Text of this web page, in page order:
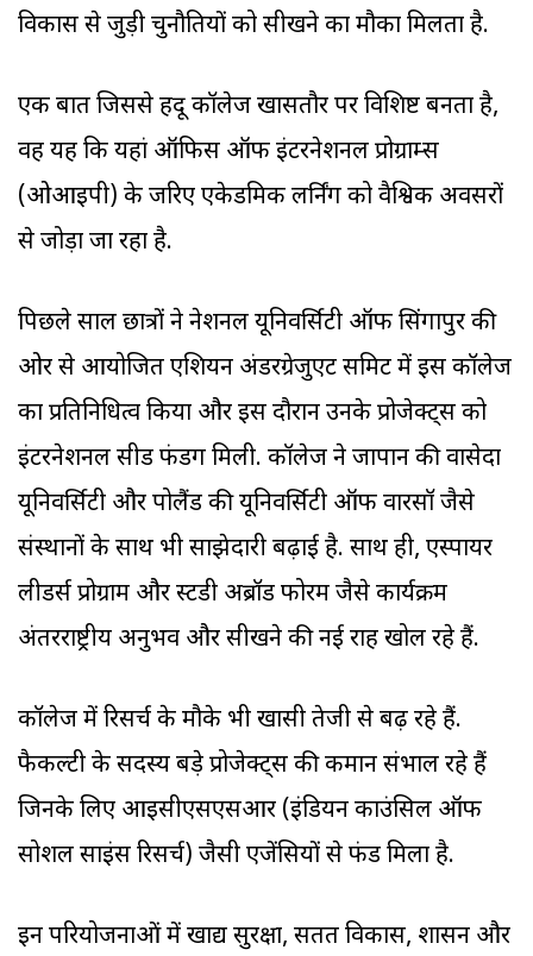
विकास से जुड़ी चुनौतियों को सीखने का मौका मिलता है.
एक बात जिससे हिंदू कॉलेज खासतौर पर विशिष्ट बनता है,
वह यह कि यहां ऑफिस ऑफ इंटरनेशनल प्रोग्राम्स
(ओआइपी) के जरिए एकेडमिक लर्निंग को वैश्विक अवसरों
से जोड़ा जा रहा है.
पिछले साल छात्रों ने नेशनल यूनिवर्सिटी ऑफ सिंगापुर की
ओर से आयोजित एशियन अंडरग्रेजुएट समिट में इस कॉलेज
का प्रतिनिधित्व किया और इस दौरान उनके प्रोजेक्ट्स को
इंटरनेशनल सीड फंडिंग मिली. कॉलेज ने जापान की वासेदा
यूनिवर्सिटी और पोलैंड की यूनिवर्सिटी ऑफ वारसॉ जैसे
संस्थानों के साथ भी साझेदारी बढ़ाई है. साथ ही, एस्पायर
लीडर्स प्रोग्राम और स्टडी अब्रॉड फोरम जैसे कार्यक्रम
अंतरराष्ट्रीय अनुभव और सीखने की नई राह खोल रहे हैं.
कॉलेज में रिसर्च के मौके भी खासी तेजी से बढ़ रहे हैं.
फैकल्टी के सदस्य बड़े प्रोजेक्ट्स की कमान संभाल रहे हैं
जिनके लिए आइसीएसएसआर (इंडियन काउंसिल ऑफ
सोशल साइंस रिसर्च) जैसी एजेंसियों से फंड मिला है.
इन परियोजनाओं में खाद्य सुरक्षा, सतत विकास, शासन और